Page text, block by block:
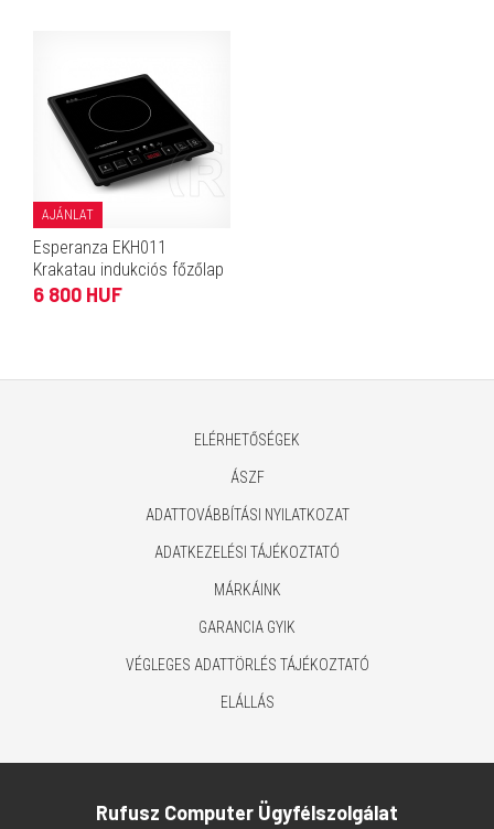
AJÁNLAT
Esperanza EKH011
Krakatau indukciós főzőlap
6 800 HUF
ELÉRHETŐSÉGEK
ÁSZF
ADATTOVÁBBÍTÁSI NYILATKOZAT
ADATKEZELÉSI TÁJÉKOZTATÓ
MÁRKÁINK
GARANCIA GYIK
VÉGLEGES ADATTÖRLÉS TÁJÉKOZTATÓ
ELÁLLÁS
Rufusz Computer Ügyfélszolgálat